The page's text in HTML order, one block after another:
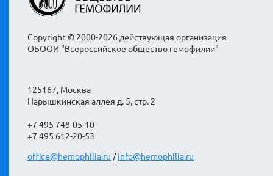
Copyright © 2000-2026 действующая организация
ОБООИ "Всероссийское общество гемофилии"
125167, Москва
Нарышкинская аллея д. 5, стр. 2
+7 495 748-05-10
+7 495 612-20-53
office@hemophilia.ru /info@hemophilia.ru